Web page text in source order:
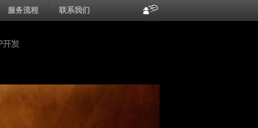
服务流程 联系我们